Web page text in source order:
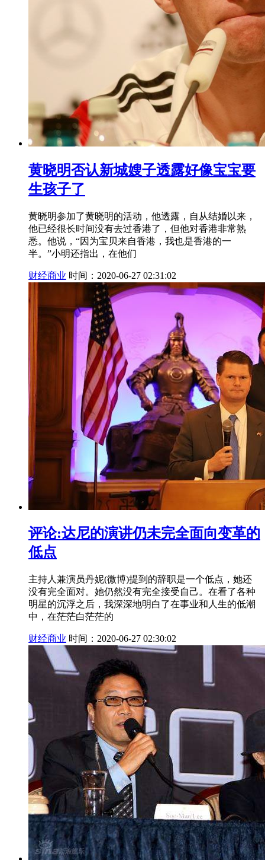
黄晓明否认新城嫂子透露好像宝宝要
生孩子了
黄晓明参加了黄晓明的活动，他透露，自从结婚以来，
他已经很长时间没有去过香港了，但他对香港非常熟
悉。他说，“因为宝贝来自香港，我也是香港的一
半。”小明还指出，在他们
财经商业 时间：2020-06-27 02:31:02
评论:达尼的演讲仍未完全面向变革的
低点
主持人兼演员丹妮(微博)提到的辞职是一个低点，她还
没有完全面对。她仍然没有完全接受自己。在看了各种
明星的沉浮之后，我深深地明白了在事业和人生的低潮
中，在茫茫白茫茫的
财经商业 时间：2020-06-27 02:30:02